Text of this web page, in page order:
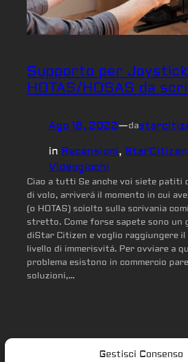
Gestisci Consenso
Supporto per Joystick
HOTAS/HOSAS da
Ago 18, 2022—da
in Recensioni, StarCitizen
Videogiochi
Ciao a tutti Se anche voi siete patiti
di volo, arriverá il momento in cui
(o HOTAS) sciolto sulla scrivania
stretto. Come forse sapete sono un
diStar Citizen e voglio raggiungere il
livello di immerisvitá. Per ovviare a
problema esistono in commercio
soluzioni,…